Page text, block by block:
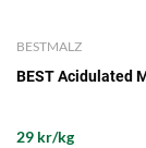
BESTMALZ
BEST Acidulated
29 kr/kg